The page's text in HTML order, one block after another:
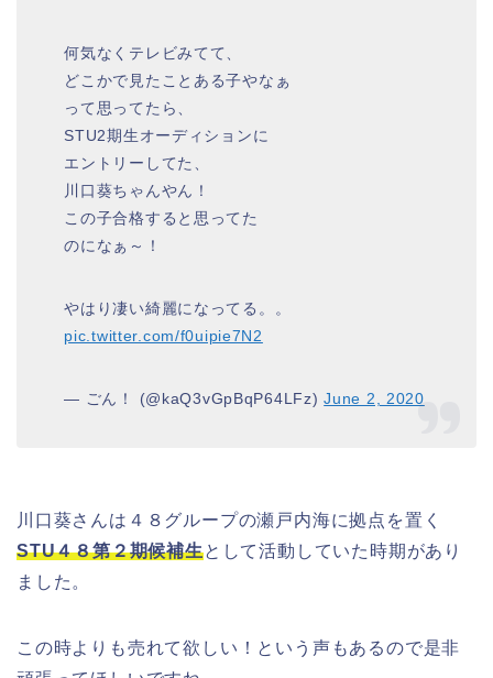
何気なくテレビみてて、
どこかで見たことある子やなぁ
って思ってたら、
STU2期生オーディションに
エントリーしてた、
川口葵ちゃんやん！
この子合格すると思ってた
のになぁ～！
やはり凄い綺麗になってる。。
pic.twitter.com/f0uipie7N2
— ごん！ (@kaQ3vGpBqP64LFz)June 2, 2020
川口葵さんは４８グループの瀬戸内海に拠点を置く
STU４８第２期候補生として活動していた時期があり
ました。
この時よりも売れて欲しい！という声もあるので是非